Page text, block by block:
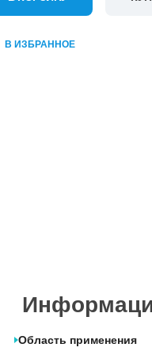
В ИЗБРАННОЕ
Область применения